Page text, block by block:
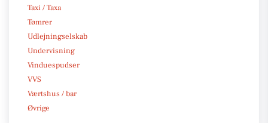
Taxi / Taxa
Tømrer
Udlejningselskab
Undervisning
Vinduespudser
VVS
Værtshus / bar
Øvrige